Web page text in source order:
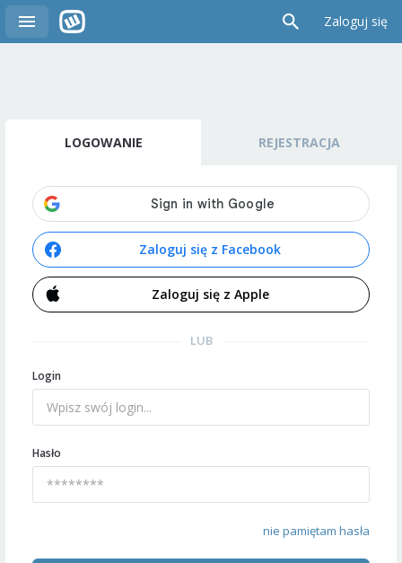
Zaloguj się
LOGOWANIE REJESTRACJA
Zaloguj się z Facebook
Zaloguj się z Apple
LUB
Login
Hasło
nie pamiętam hasła